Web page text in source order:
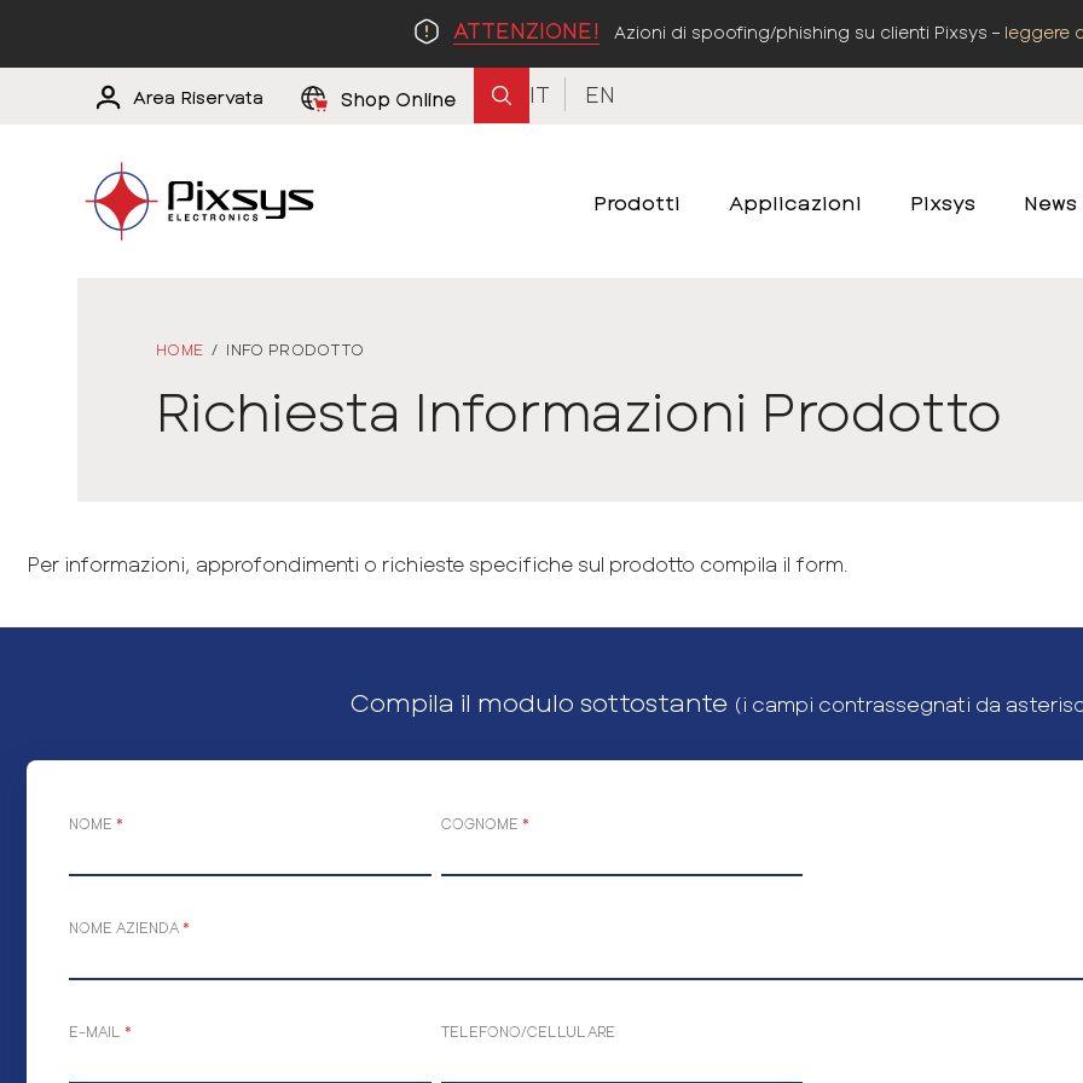
ATTENZIONE! Azioni di spoofing/phishing su clienti Pixsys – leggere
Area Riservata Shop Online IT EN
Prodotti Applicazioni Pixsys News
HOME / INFO PRODOTTO
Richiesta Informazioni Prodotto
Per informazioni, approfondimenti o richieste specifiche sul prodotto compila il form.
Compila il modulo sottostante (i campi contrassegnati da
NOME * COGNOME *
NOME AZIENDA *
E-MAIL * TELEFONO/CELLULARE